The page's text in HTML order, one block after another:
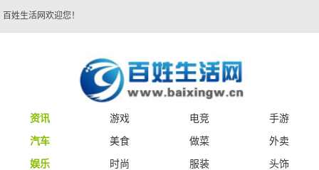
百姓生活网欢迎您！
资讯 游戏 电竞
手游
汽车
美食 做菜
外卖
娱乐
时尚 服装
头饰